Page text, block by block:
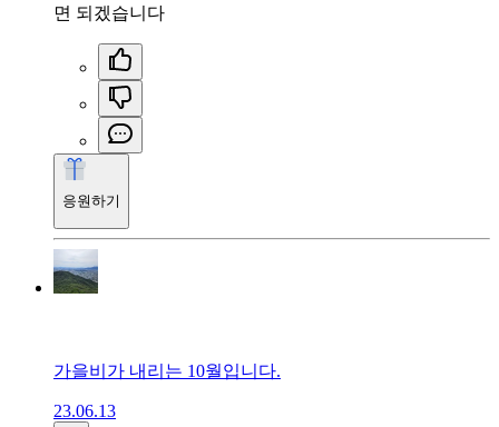
면 되겠습니다
응원하기
가을비가 내리는 10월입니다.
23.06.13